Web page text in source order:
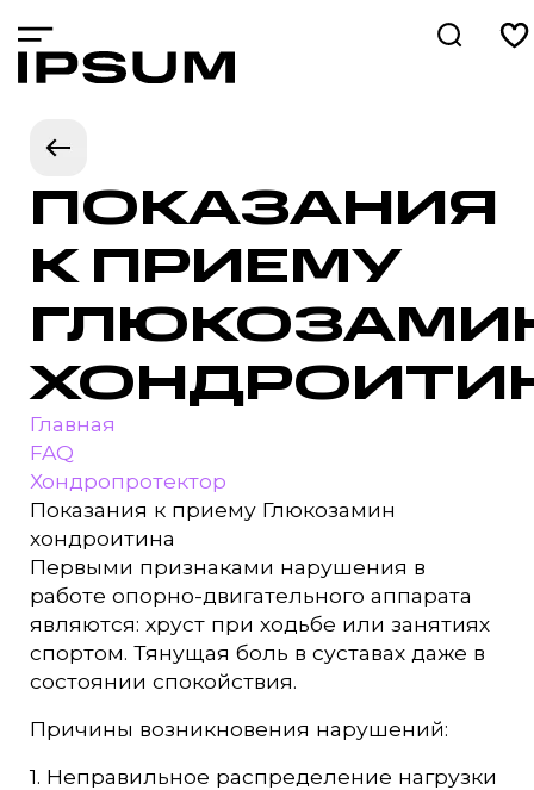
ПОКАЗАНИЯ
К ПРИЕМУ
Главная
FAQ
Хондропротектор
Показания к приему Глюкозамин
хондроитина
Первыми признаками нарушения в
работе опорно-двигательного аппарата
являются: хруст при ходьбе или занятиях
спортом. Тянущая боль в суставах даже в
состоянии спокойствия.
Причины возникновения нарушений:
1. Неправильное распределение нагрузки